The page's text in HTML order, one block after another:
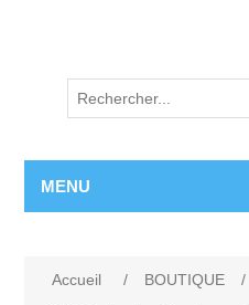
MENU
Accueil / BOUTIQUE /